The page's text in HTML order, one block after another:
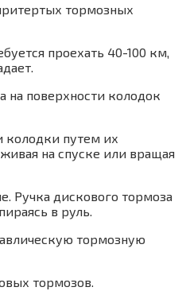
тормозных
проехать 40-100 км,
на поверхности колодок
колодки путем их
на спуске или вращая
Ручка дискового тормоза
в руль.
тормозную
тормозов.